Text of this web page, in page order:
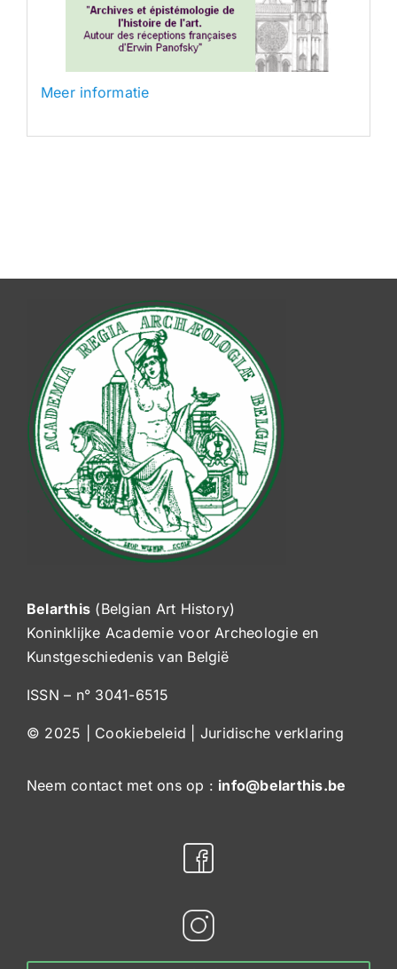
Meer informatie
Belarthis (Belgian Art History)
Koninklijke Academie voor Archeologie en
Kunstgeschiedenis van België
ISSN – n° 3041-6515
© 2025 | Cookiebeleid Juridische verklaring
Neem contact met ons op : info@belarthis.be